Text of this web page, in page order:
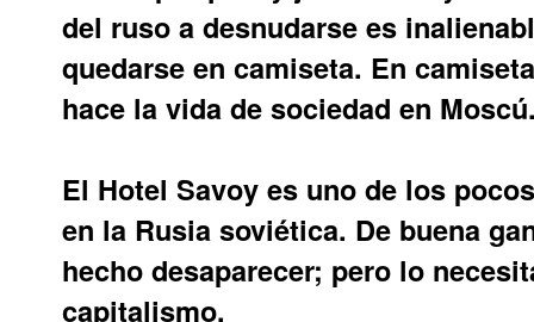
del ruso a desnudarse es
quedarse en camiseta. En
hace la vida de sociedad en
El Hotel Savoy es uno de los
en la Rusia soviética. De buena
hecho desaparecer; pero lo
capitalismo.